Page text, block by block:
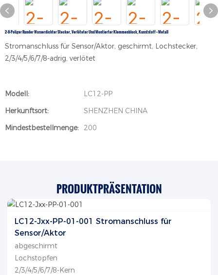
2-8-Poliger Runder Wasserdichter Stecker, Verlöteter Und Montierter Klemmenblock, Kunststoff + Metall
Stromanschluss für Sensor/Aktor, geschirmt, Lochstecker,
2/3/4/5/6/7/8-adrig, verlötet
Modell:
LC12-PP
Herkunftsort:
SHENZHEN CHINA
Mindestbestellmenge:
200
PRODUKTPRÄSENTATION
LC12-Jxx-PP-01-001 Stromanschluss für
Sensor/Aktor
abgeschirmt
Lochstopfen
2/3/4/5/6/7/8-Kern